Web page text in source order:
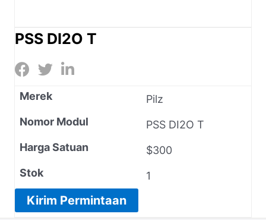
PSS DI2O T
Merek
Pilz
Nomor Modul
PSS DI2O T
Harga Satuan
$300
Stok
1
Kirim Permintaan